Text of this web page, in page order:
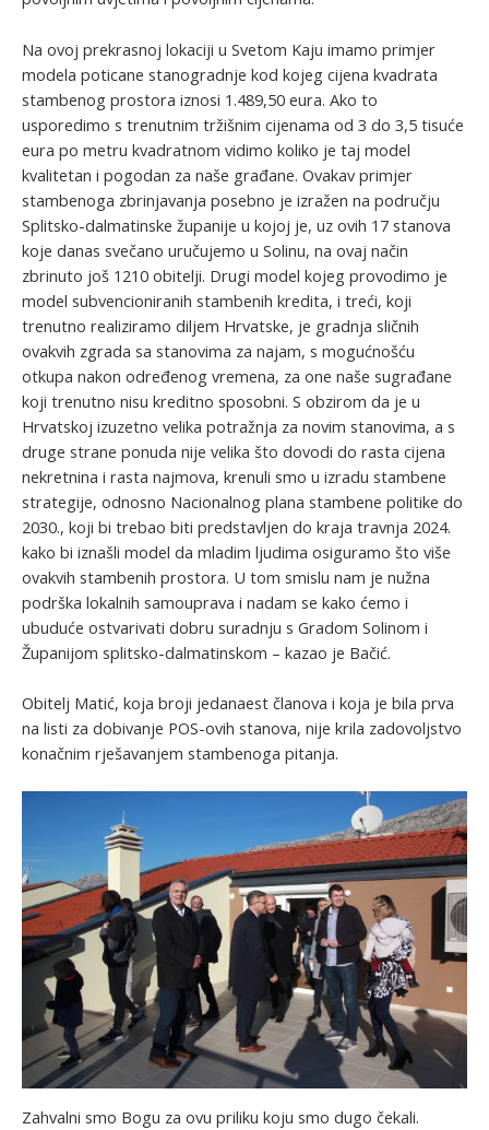
Na ovoj prekrasnoj lokaciji u Svetom Kaju imamo primjer
modela poticane stanogradnje kod kojeg cijena kvadrata
stambenog prostora iznosi 1.489,50 eura. Ako to
usporedimo s trenutnim tržišnim cijenama od 3 do 3,5 tisuće
eura po metru kvadratnom vidimo koliko je taj model
kvalitetan i pogodan za naše građane. Ovakav primjer
stambenoga zbrinjavanja posebno je izražen na području
Splitsko-dalmatinske županije u kojoj je, uz ovih 17 stanova
koje danas svečano uručujemo u Solinu, na ovaj način
zbrinuto još 1210 obitelji. Drugi model kojeg provodimo je
model subvencioniranih stambenih kredita, i treći, koji
trenutno realiziramo diljem Hrvatske, je gradnja sličnih
ovakvih zgrada sa stanovima za najam, s mogućnošću
otkupa nakon određenog vremena, za one naše sugrađane
koji trenutno nisu kreditno sposobni. S obzirom da je u
Hrvatskoj izuzetno velika potražnja za novim stanovima, a s
druge strane ponuda nije velika što dovodi do rasta cijena
nekretnina i rasta najmova, krenuli smo u izradu stambene
strategije, odnosno Nacionalnog plana stambene politike do
2030., koji bi trebao biti predstavljen do kraja travnja 2024.
kako bi iznašli model da mladim ljudima osiguramo što više
ovakvih stambenih prostora. U tom smislu nam je nužna
podrška lokalnih samouprava i nadam se kako ćemo i
ubuduće ostvarivati dobru suradnju s Gradom Solinom i
Županijom splitsko-dalmatinskom – kazao je Bačić.
Obitelj Matić, koja broji jedanaest članova i koja je bila prva
na listi za dobivanje POS-ovih stanova, nije krila zadovoljstvo
konačnim rješavanjem stambenoga pitanja.
Zahvalni smo Bogu za ovu priliku koju smo dugo čekali.